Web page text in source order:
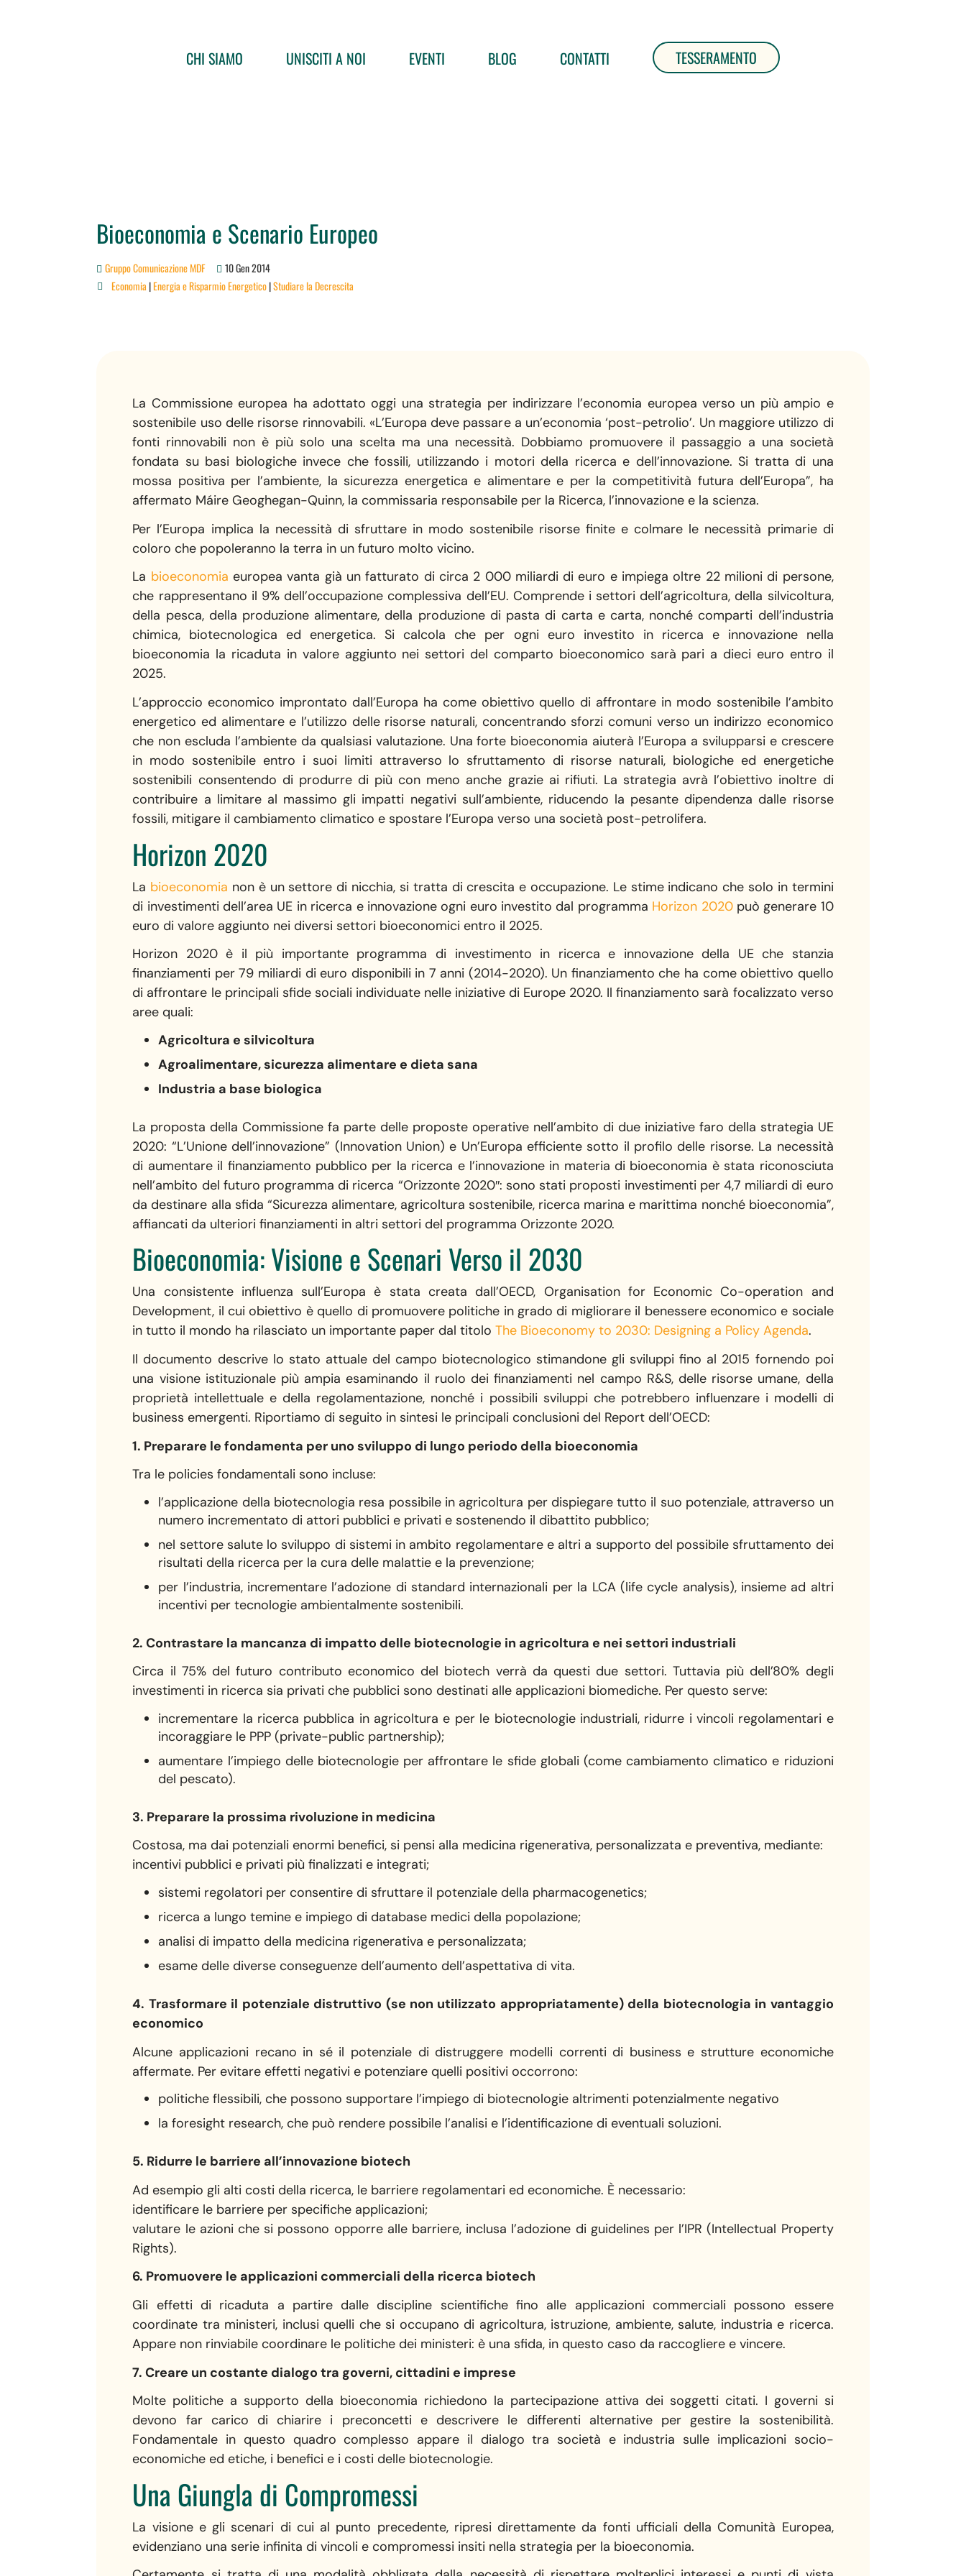
CHI SIAMO UNISCITI A NOI EVENTI BLOG CONTATTI TESSERAMENTO
Bioeconomia e Scenario Europeo
Gruppo Comunicazione MDF 10 Gen 2014
 Economia|Energia e Risparmio Energetico|Studiare la Decrescita
La Commissione europea ha adottato oggi una strategia per indirizzare l’economia europea verso un più ampio e
sostenibile uso delle risorse rinnovabili. «L’Europa deve passare a un’economia ‘post-petrolio’. Un maggiore utilizzo di
fonti rinnovabili non è più solo una scelta ma una necessità. Dobbiamo promuovere il passaggio a una società
fondata su basi biologiche invece che fossili, utilizzando i motori della ricerca e dell’innovazione. Si tratta di una
mossa positiva per l’ambiente, la sicurezza energetica e alimentare e per la competitività futura dell’Europa”, ha
affermato Máire Geoghegan-Quinn, la commissaria responsabile per la Ricerca, l’innovazione e la scienza.
Per l’Europa implica la necessità di sfruttare in modo sostenibile risorse finite e colmare le necessità primarie di
coloro che popoleranno la terra in un futuro molto vicino.
La bioeconomia europea vanta già un fatturato di circa 2 000 miliardi di euro e impiega oltre 22 milioni di persone,
che rappresentano il 9% dell’occupazione complessiva dell’EU. Comprende i settori dell’agricoltura, della silvicoltura,
della pesca, della produzione alimentare, della produzione di pasta di carta e carta, nonché comparti dell’industria
chimica, biotecnologica ed energetica. Si calcola che per ogni euro investito in ricerca e innovazione nella
bioeconomia la ricaduta in valore aggiunto nei settori del comparto bioeconomico sarà pari a dieci euro entro il
2025.
L’approccio economico improntato dall’Europa ha come obiettivo quello di affrontare in modo sostenibile l’ambito
energetico ed alimentare e l’utilizzo delle risorse naturali, concentrando sforzi comuni verso un indirizzo economico
che non escluda l’ambiente da qualsiasi valutazione. Una forte bioeconomia aiuterà l’Europa a svilupparsi e crescere
in modo sostenibile entro i suoi limiti attraverso lo sfruttamento di risorse naturali, biologiche ed energetiche
sostenibili consentendo di produrre di più con meno anche grazie ai rifiuti. La strategia avrà l’obiettivo inoltre di
contribuire a limitare al massimo gli impatti negativi sull’ambiente, riducendo la pesante dipendenza dalle risorse
fossili, mitigare il cambiamento climatico e spostare l’Europa verso una società post-petrolifera.
Horizon 2020
La bioeconomia non è un settore di nicchia, si tratta di crescita e occupazione. Le stime indicano che solo in termini
di investimenti dell’area UE in ricerca e innovazione ogni euro investito dal programma Horizon 2020può generare 10
euro di valore aggiunto nei diversi settori bioeconomici entro il 2025.
Horizon 2020 è il più importante programma di investimento in ricerca e innovazione della UE che stanzia
finanziamenti per 79 miliardi di euro disponibili in 7 anni (2014-2020). Un finanziamento che ha come obiettivo quello
di affrontare le principali sfide sociali individuate nelle iniziative di Europe 2020. Il finanziamento sarà focalizzato verso
aree quali:
Agricoltura e silvicoltura
Agroalimentare, sicurezza alimentare e dieta sana
Industria a base biologica
La proposta della Commissione fa parte delle proposte operative nell’ambito di due iniziative faro della strategia UE
2020: “L’Unione dell’innovazione” (Innovation Union) e Un’Europa efficiente sotto il profilo delle risorse. La necessità
di aumentare il finanziamento pubblico per la ricerca e l’innovazione in materia di bioeconomia è stata riconosciuta
nell’ambito del futuro programma di ricerca “Orizzonte 2020″: sono stati proposti investimenti per 4,7 miliardi di euro
da destinare alla sfida “Sicurezza alimentare, agricoltura sostenibile, ricerca marina e marittima nonché bioeconomia”,
affiancati da ulteriori finanziamenti in altri settori del programma Orizzonte 2020.
Bioeconomia: Visione e Scenari Verso il 2030
Una consistente influenza sull’Europa è stata creata dall’OECD, Organisation for Economic Co-operation and
Development, il cui obiettivo è quello di promuovere politiche in grado di migliorare il benessere economico e sociale
in tutto il mondo ha rilasciato un importante paper dal titoloThe Bioeconomy to 2030: Designing a Policy Agenda.
Il documento descrive lo stato attuale del campo biotecnologico stimandone gli sviluppi fino al 2015 fornendo poi
una visione istituzionale più ampia esaminando il ruolo dei finanziamenti nel campo R&S, delle risorse umane, della
proprietà intellettuale e della regolamentazione, nonché i possibili sviluppi che potrebbero influenzare i modelli di
business emergenti. Riportiamo di seguito in sintesi le principali conclusioni del Report dell’OECD:
1. Preparare le fondamenta per uno sviluppo di lungo periodo della bioeconomia
Tra le policies fondamentali sono incluse:
l’applicazione della biotecnologia resa possibile in agricoltura per dispiegare tutto il suo potenziale, attraverso un
numero incrementato di attori pubblici e privati e sostenendo il dibattito pubblico;
nel settore salute lo sviluppo di sistemi in ambito regolamentare e altri a supporto del possibile sfruttamento dei
risultati della ricerca per la cura delle malattie e la prevenzione;
per l’industria, incrementare l’adozione di standard internazionali per la LCA (life cycle analysis), insieme ad altri
incentivi per tecnologie ambientalmente sostenibili.
2. Contrastare la mancanza di impatto delle biotecnologie in agricoltura e nei settori industriali
Circa il 75% del futuro contributo economico del biotech verrà da questi due settori. Tuttavia più dell’80% degli
investimenti in ricerca sia privati che pubblici sono destinati alle applicazioni biomediche. Per questo serve:
incrementare la ricerca pubblica in agricoltura e per le biotecnologie industriali, ridurre i vincoli regolamentari e
incoraggiare le PPP (private-public partnership);
aumentare l’impiego delle biotecnologie per affrontare le sfide globali (come cambiamento climatico e riduzioni
del pescato).
3. Preparare la prossima rivoluzione in medicina
Costosa, ma dai potenziali enormi benefici, si pensi alla medicina rigenerativa, personalizzata e preventiva, mediante:
incentivi pubblici e privati più finalizzati e integrati;
sistemi regolatori per consentire di sfruttare il potenziale della pharmacogenetics;
ricerca a lungo temine e impiego di database medici della popolazione;
analisi di impatto della medicina rigenerativa e personalizzata;
esame delle diverse conseguenze dell’aumento dell’aspettativa di vita.
4. Trasformare il potenziale distruttivo (se non utilizzato appropriatamente) della biotecnologia in vantaggio
economico
Alcune applicazioni recano in sé il potenziale di distruggere modelli correnti di business e strutture economiche
affermate. Per evitare effetti negativi e potenziare quelli positivi occorrono:
politiche flessibili, che possono supportare l’impiego di biotecnologie altrimenti potenzialmente negativo
la foresight research, che può rendere possibile l’analisi e l’identificazione di eventuali soluzioni.
5. Ridurre le barriere all’innovazione biotech
Ad esempio gli alti costi della ricerca, le barriere regolamentari ed economiche. È necessario:
identificare le barriere per specifiche applicazioni;
valutare le azioni che si possono opporre alle barriere, inclusa l’adozione di guidelines per l’IPR (Intellectual Property
Rights).
6. Promuovere le applicazioni commerciali della ricerca biotech
Gli effetti di ricaduta a partire dalle discipline scientifiche fino alle applicazioni commerciali possono essere
coordinate tra ministeri, inclusi quelli che si occupano di agricoltura, istruzione, ambiente, salute, industria e ricerca.
Appare non rinviabile coordinare le politiche dei ministeri: è una sfida, in questo caso da raccogliere e vincere.
7. Creare un costante dialogo tra governi, cittadini e imprese
Molte politiche a supporto della bioeconomia richiedono la partecipazione attiva dei soggetti citati. I governi si
devono far carico di chiarire i preconcetti e descrivere le differenti alternative per gestire la sostenibilità.
Fondamentale in questo quadro complesso appare il dialogo tra società e industria sulle implicazioni socio-
economiche ed etiche, i benefici e i costi delle biotecnologie.
Una Giungla di Compromessi
La visione e gli scenari di cui al punto precedente, ripresi direttamente da fonti ufficiali della Comunità Europea,
evidenziano una serie infinita di vincoli e compromessi insiti nella strategia per la bioeconomia.